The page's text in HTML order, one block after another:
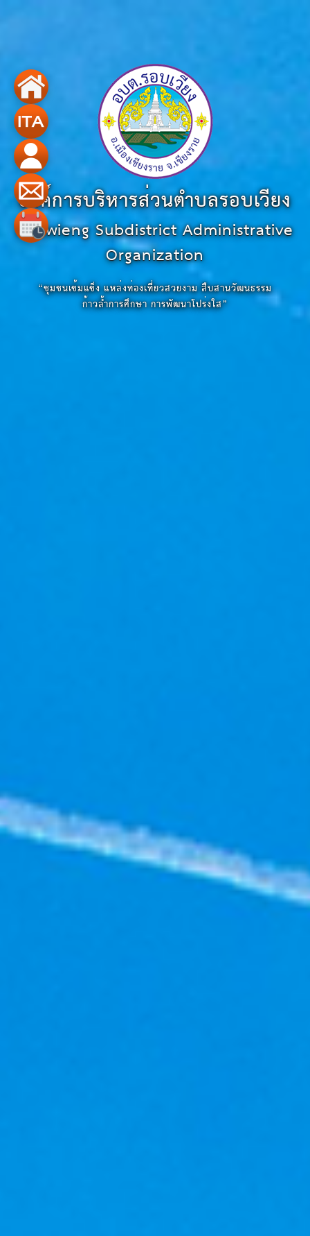
องค์การบริหารส่วนตำบลรอบเวียง
Robwieng Subdistrict Administrative
Organization
“ชุมชนเข้มแข็ง แหล่งท่องเที่ยวสวยงาม สืบสานวัฒนธรรม
ก้าวล้ำการศึกษา การพัฒนาโปร่งใส”